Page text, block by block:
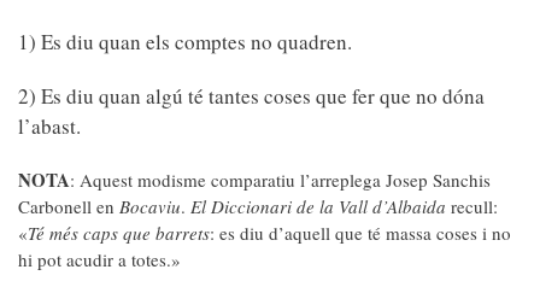
1) Es diu quan els comptes no quadren.
2) Es diu quan algú té tantes coses que fer que no dóna
l’abast.
NOTA: Aquest modisme comparatiu l’arreplega Josep Sanchis
Carbonell en Bocaviu. El Diccionari de la Vall d’Albaida recull:
«Té més caps que barrets: es diu d’aquell que té massa coses i no
hi pot acudir a totes.»